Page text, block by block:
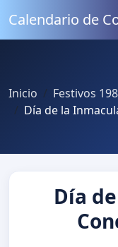
Calendario de
Inicio
Festivos
Día de la
Día